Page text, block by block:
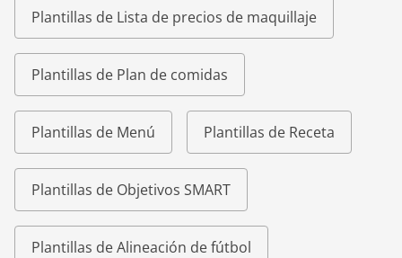
Plantillas de Lista de precios de maquillaje
Plantillas de Plan de comidas
Plantillas de Menú Plantillas de Receta
Plantillas de Objetivos SMART
Plantillas de Alineación de fútbol